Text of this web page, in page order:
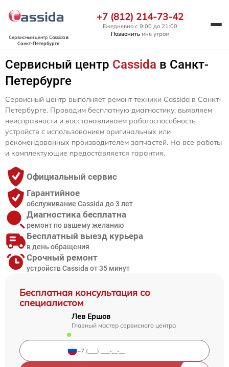
Сервисный центр Cassidaв
Санкт-Петербурге
+7 (812) 214-73-42
Ежедневно с 9:00 до 21:00
Позвонить мне утром
Сервисный центр Cassida в Санкт-
Петербурге
Бесплатная консультация со
специалистом
Лев Ершов
Главный мастер сервисного центра
Сервисный центр выполняет ремонт техники Cassida в Санкт-
Петербурге. Проводим бесплатную диагностику, выявляем
неисправности и восстанавливаем работоспособность
устройств с использованием оригинальных или
рекомендованных производителем запчастей. На все работы
и комплектующие предоставляется гарантия.
Официальный сервис
Гарантийное
обслуживание Cassida до 3 лет
Диагностика бесплатна
ремонт по вашему желанию
Бесплатный выезд курьера
в день обращения
Срочный ремонт
устройств Cassida от 35 минут